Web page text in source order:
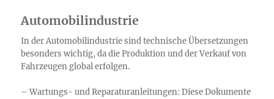
Automobilindustrie
In der Automobilindustrie sind technische Übersetzungen
besonders wichtig, da die Produktion und der Verkauf von
Fahrzeugen global erfolgen.
– Wartungs- und Reparaturanleitungen: Diese Dokumente